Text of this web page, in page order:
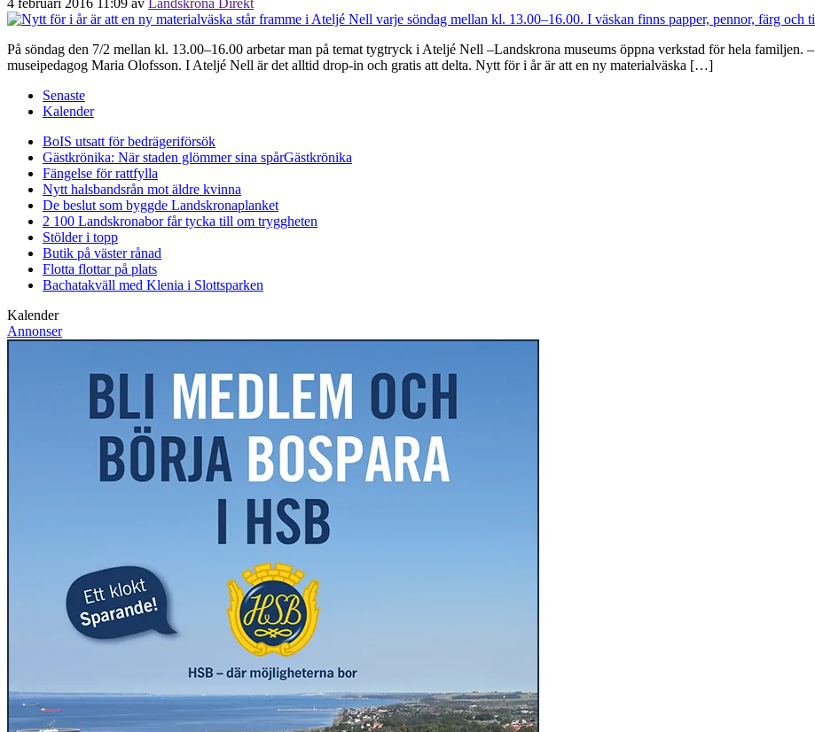
På söndag den 7/2 mellan kl. 13.00–16.00 arbetar man på temat tygtryck i Ateljé Nell –Landskrona museums öppna verkstad för hela
museipedagog Maria Olofsson. I Ateljé Nell är det alltid drop-in och gratis att delta. Nytt för i år är att en ny materialväska […]
Senaste
Kalender
BoIS utsatt för bedrägeriförsök
Gästkrönika: När staden glömmer sina spårGästkrönika
Fängelse för rattfylla
Nytt halsbandsrån mot äldre kvinna
De beslut som byggde Landskronaplanket
2 100 Landskronabor får tycka till om tryggheten
Stölder i topp
Butik på väster rånad
Flotta flottar på plats
Bachatakväll med Klenia i Slottsparken
Kalender
Annonser